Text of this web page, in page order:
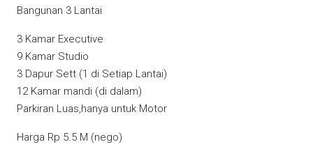
Bangunan 3 Lantai
3 Kamar Executive
9 Kamar Studio
3 Dapur Sett (1 di Setiap Lantai)
12 Kamar mandi (di dalam)
Parkiran Luas,hanya untuk Motor
Harga Rp 5.5 M (nego)